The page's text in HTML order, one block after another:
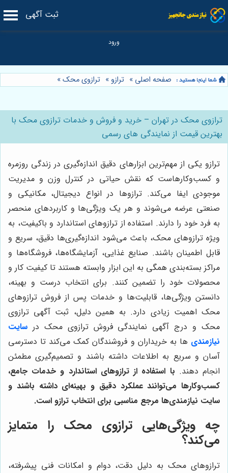
ثبت آگهی
صفحه اصلی » ترازو » ترازوی محک»
ترازوی محک در تهران – خرید و فروش و خدمات ترازوی محک با
بهترین قیمت از نمایندگی های رسمی
ترازو یکی از مهم‌ترین ابزارهای دقیق اندازه‌گیری در زندگی روزمره
و کسب‌وکارهاست که نقش حیاتی در کنترل وزن و مدیریت
موجودی ایفا می‌کند. ترازوها در انواع دیجیتال، مکانیکی و
صنعتی عرضه می‌شوند و هر یک ویژگی‌ها و کاربردهای منحصر
به فرد خود را دارند. استفاده از ترازوهای استاندارد و باکیفیت، به
ویژه ترازوهای محک، باعث می‌شود اندازه‌گیری‌ها دقیق، سریع و
قابل اطمینان باشند. صنایع غذایی، آزمایشگاه‌ها، فروشگاه‌ها و
مراکز بسته‌بندی همگی به این ابزار وابسته هستند تا کیفیت کار و
محصولات خود را تضمین کنند. برای انتخاب درست و بهینه،
دانستن ویژگی‌ها، قابلیت‌ها و خدمات پس از فروش ترازوهای
محک اهمیت زیادی دارد. به همین دلیل، ثبت آگهی ترازوی
محک و درج آگهی نمایندگی فروش ترازوی محک در سایت
نیازمندی ها به خریداران و فروشندگان کمک می‌کند تا دسترسی
آسان و سریع به اطلاعات داشته باشند و تصمیم‌گیری مطمئن
انجام دهند. با استفاده از ترازوهای استاندارد و خدمات جامع،
کسب‌وکارها می‌توانند عملکرد دقیق و بهینه‌ای داشته باشند و
سایت نیازمندی‌ها مرجع مناسبی برای انتخاب ترازو است.
چه ویژگی‌هایی ترازوی محک را متمایز
می‌کند؟
ترازوهای محک به دلیل دقت، دوام و امکانات فنی پیشرفته،